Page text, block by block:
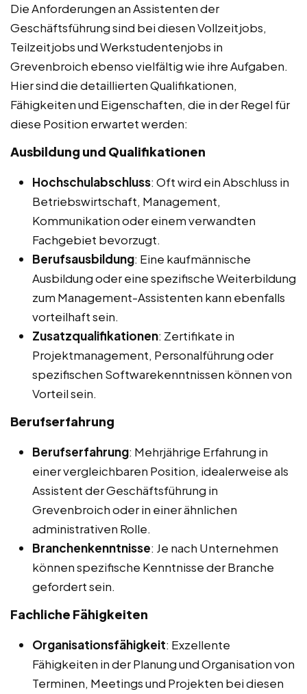
Die Anforderungen an Assistenten der
Geschäftsführung sind bei diesen Vollzeitjobs,
Teilzeitjobs und Werkstudentenjobs in
Grevenbroich ebenso vielfältig wie ihre Aufgaben.
Hier sind die detaillierten Qualifikationen,
Fähigkeiten und Eigenschaften, die in der Regel für
diese Position erwartet werden:
Ausbildung und Qualifikationen
Hochschulabschluss: Oft wird ein Abschluss in
Betriebswirtschaft, Management,
Kommunikation oder einem verwandten
Fachgebiet bevorzugt.
Berufsausbildung: Eine kaufmännische
Ausbildung oder eine spezifische Weiterbildung
zum Management-Assistenten kann ebenfalls
vorteilhaft sein.
Zusatzqualifikationen: Zertifikate in
Projektmanagement, Personalführung oder
spezifischen Softwarekenntnissen können von
Vorteil sein.
Berufserfahrung
Berufserfahrung: Mehrjährige Erfahrung in
einer vergleichbaren Position, idealerweise als
Assistent der Geschäftsführung in
Grevenbroich oder in einer ähnlichen
administrativen Rolle.
Branchenkenntnisse: Je nach Unternehmen
können spezifische Kenntnisse der Branche
gefordert sein.
Fachliche Fähigkeiten
Organisationsfähigkeit: Exzellente
Fähigkeiten in der Planung und Organisation von
Terminen, Meetings und Projekten bei diesen